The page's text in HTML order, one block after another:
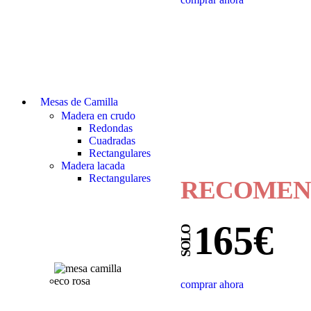
Mesas de Camilla
Madera en crudo
Redondas
Cuadradas
Rectangulares
Madera lacada
Rectangulares
SOLO165€
comprar ahora